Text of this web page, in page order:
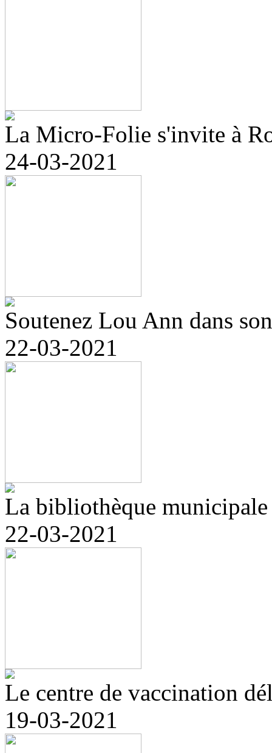
La Micro-Folie s'invite à
24-03-2021
Soutenez Lou Ann dans
22-03-2021
La bibliothèque municipale
22-03-2021
Le centre de vaccination
19-03-2021